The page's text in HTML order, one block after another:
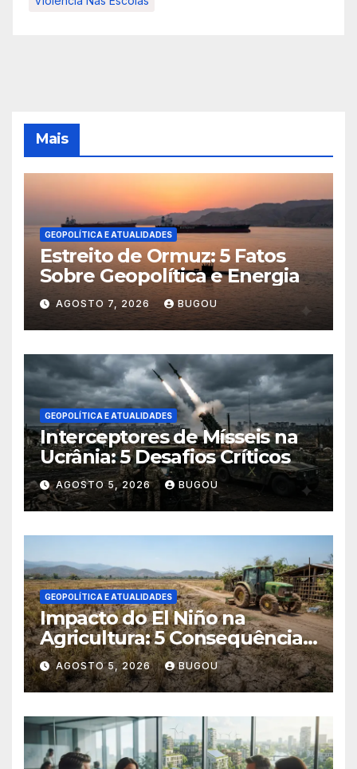
Mais
GEOPOLÍTICA E ATUALIDADES
Estreito de Ormuz: 5 Fatos
Sobre Geopolítica e Energia
AGOSTO 7, 2026 BUGOU
GEOPOLÍTICA E ATUALIDADES
Interceptores de Mísseis na
Ucrânia: 5 Desafios Críticos
AGOSTO 5, 2026 BUGOU
GEOPOLÍTICA E ATUALIDADES
Impacto do El Niño na
Agricultura: 5 Consequências
Críticas
AGOSTO 5, 2026 BUGOU